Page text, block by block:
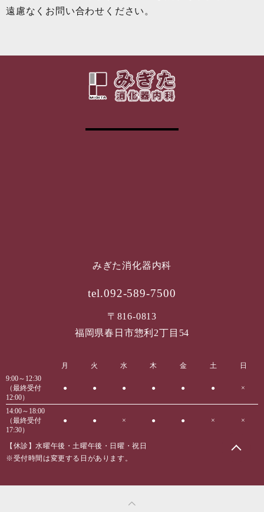
遠慮なくお問い合わせください。
みぎた消化器内科
tel.092-589-7500
〒816-0813
福岡県春日市惣利2丁目54
月 火 水 木 金 土
日
9:00～12:30
（最終受付
12:00）
● ● ● ● ● ● ×
14:00～18:00
（最終受付
17:30）
● ● × ● ● × ×
【休診】水曜午後・土曜午後・日曜・祝日
※受付時間は変更する日があります。